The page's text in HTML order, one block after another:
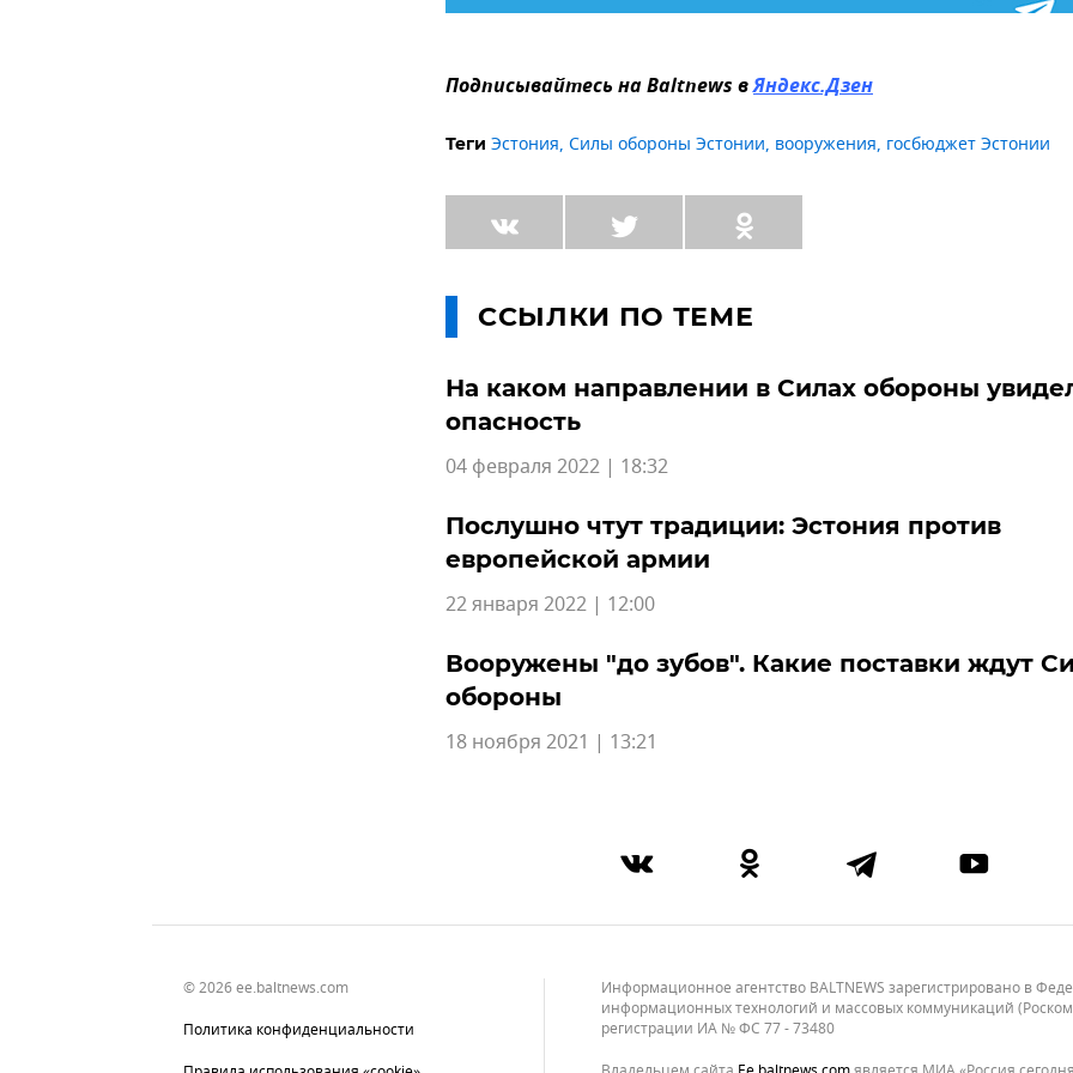
Подписывайтесь на Baltnews вЯндекс.Дзен
Теги Эстония, Силы обороны Эстонии, вооружения, госбюджет Эстонии
ССЫЛКИ ПО ТЕМЕ
На каком направлении в Силах обороны
опасность
04 февраля 2022 | 18:32
Послушно чтут традиции: Эстония против
европейской армии
22 января 2022 | 12:00
Вооружены "до зубов". Какие поставки ждут
обороны
18 ноября 2021 | 13:21
© 2026 ee.baltnews.com
Политика конфиденциальности
Информационное агентство BALTNEWS зарегистрировано в
информационных технологий и массовых коммуникаций
регистрации ИА № ФС 77 - 73480